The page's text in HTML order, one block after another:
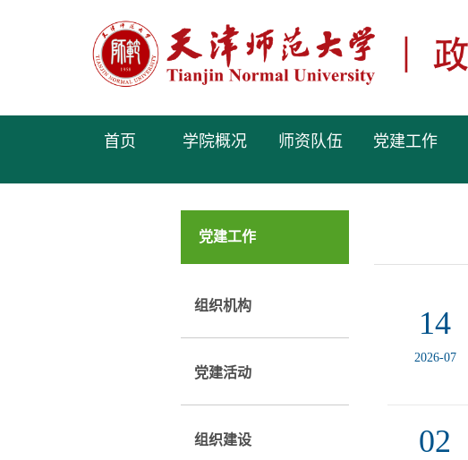
首页 学院概况 师资队伍 党建工作
党建工作
组织机构
党建活动
组织建设
14
2026-07
02